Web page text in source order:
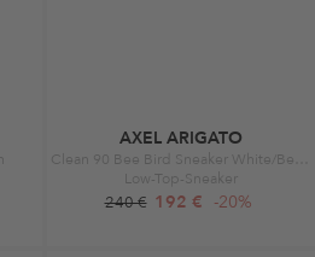
AXEL ARIGATO
Low-Top-Sneaker
240 € 192 € -20%